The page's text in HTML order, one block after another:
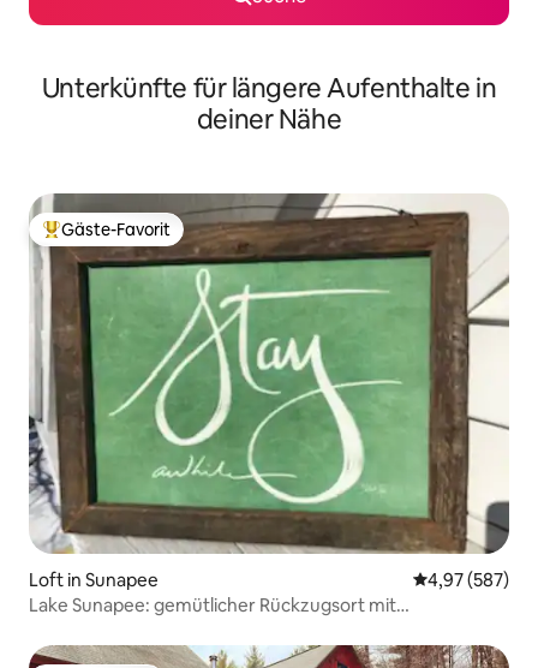
Unterkünfte für längere Aufenthalte in
deiner Nähe
Beliebter Gäste-Favorit.
Gäste-Favorit
Loft in Sunapee
4,97 (587)
Lake Sunapee: gemütlicher Rückzugsort mit